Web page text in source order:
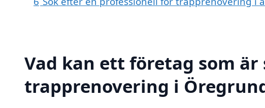
Vad kan ett företag som är
trapprenovering i